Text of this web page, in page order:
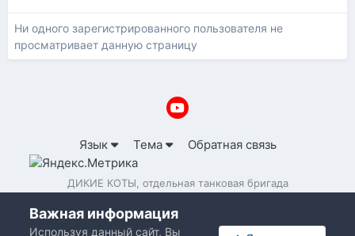
Ни одного зарегистрированного пользователя не
просматривает данную страницу
Язык Тема Обратная связь
ДИКИЕ КОТЫ, отдельная танковая бригада
Важная информация
Используя данный сайт, Вы